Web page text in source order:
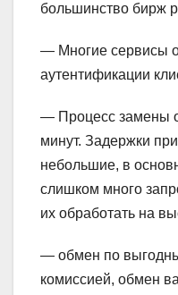
большинство бирж
— Многие сервисы
аутентификации
— Процесс замены
минут. Задержки
небольшие, в
слишком много
их обработать на
— обмен по
комиссией, обмен